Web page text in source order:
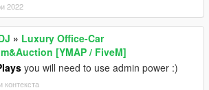
2022
» Luxury Office-Car
[YMAP / FiveM]
you will need to use admin power :)
контекста